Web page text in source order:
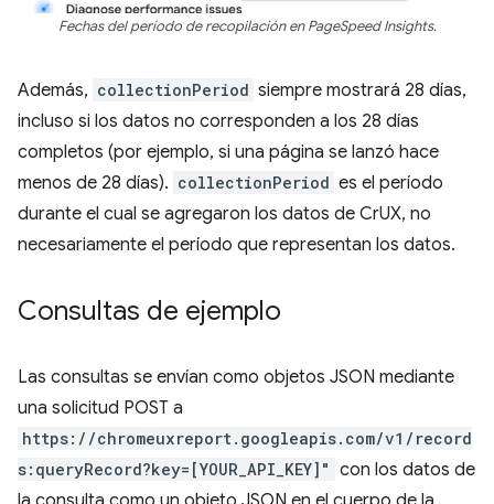
Fechas del período de recopilación en PageSpeed Insights.
Además, collectionPeriod siempre mostrará 28 días,
incluso si los datos no corresponden a los 28 días
completos (por ejemplo, si una página se lanzó hace
menos de 28 días). collectionPeriod es el período
durante el cual se agregaron los datos de CrUX, no
necesariamente el período que representan los datos.
Consultas de ejemplo
Las consultas se envían como objetos JSON mediante
una solicitud POST a
https://chromeuxreport.googleapis.com/v1/record
s:queryRecord?key=[YOUR_API_KEY]" con los datos de